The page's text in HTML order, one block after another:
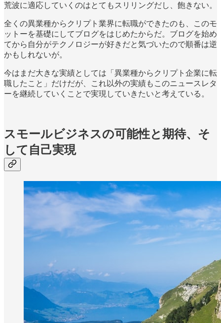
荒波に適応していくのはとてもスリリングだし、飽きない。
全くの異業種からクリプト業界に転職ができたのも、このモ
ットーを基礎にしてブログをはじめたからだ。ブログを始め
てから自分がテクノロジーが好きだと気づいたので順番は逆
かもしれないが。
今はまだ大きな実績としては「異業種からクリプト企業に転
職したこと」だけだが、これ以外の実績もこのニュースレタ
ーを継続していくことで実現していきたいと考えている。
スモールビジネスの可能性と期待、そ
して自己実現